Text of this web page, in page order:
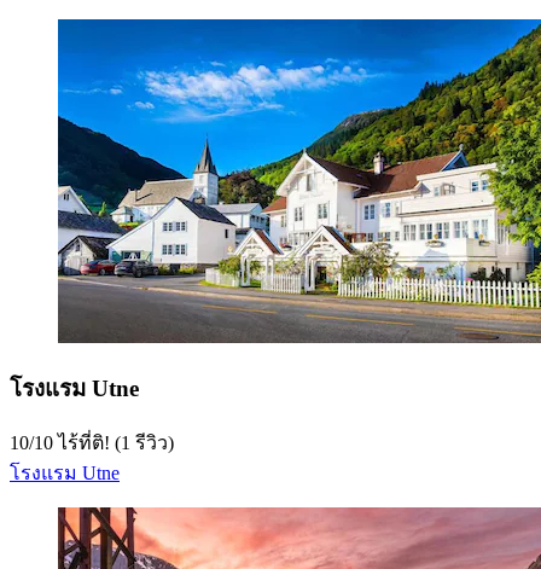
โรงแรม Utne
10/10ไร้ที่ติ! (1 รีวิว)
โรงแรม Utne